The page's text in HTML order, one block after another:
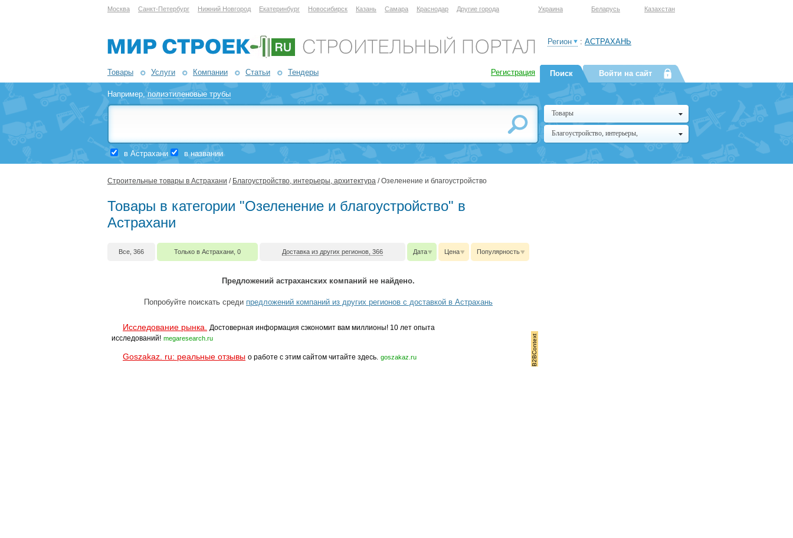
Москва Санкт-Петербург Нижний Новгород Екатеринбург Новосибирск Казань Самара Краснодар Другие города Украина Беларусь Казахстан
Товары Услуги Компании Статьи Тендеры Регистрация
Регион : АСТРАХАНЬ
Например,полиэтиленовые трубы
в Астрахани в названии
Поиск Войти на сайт
Товары
Благоустройство, интерьеры,
архитектура
Строительные товары в Астрахани / Благоустройство, интерьеры, архитектура / Озеленение и благоустройство
Товары в категории "Озеленение и благоустройство" в
Астрахани
Все, 366 Только в Астрахани, 0 Доставка из других регионов, 366 Дата Цена Популярность
Предложений астраханских компаний не найдено.
Попробуйте поискать среди предложений компаний из других регионов с доставкой в Астрахань
Исследование рынка.
Достоверная информация сэкономит вам миллионы! 10 лет опыта
исследований! megaresearch.ru
Goszakaz. ru: реальные отзывы о работе с этим сайтом читайте здесь. goszakaz.ru